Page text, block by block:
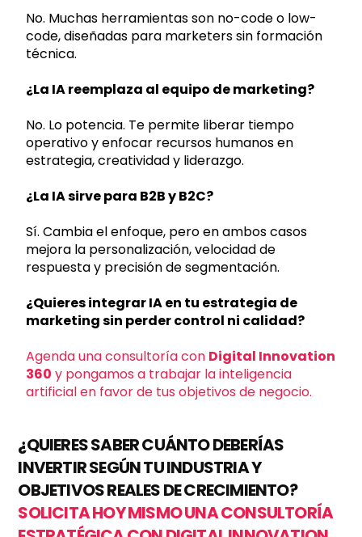
No. Muchas herramientas son no-code o low-
code, diseñadas para marketers sin formación
técnica.
¿La IA reemplaza al equipo de marketing?
No. Lo potencia. Te permite liberar tiempo
operativo y enfocar recursos humanos en
estrategia, creatividad y liderazgo.
¿La IA sirve para B2B y B2C?
Sí. Cambia el enfoque, pero en ambos casos
mejora la personalización, velocidad de
respuesta y precisión de segmentación.
¿Quieres integrar IA en tu estrategia de
marketing sin perder control ni calidad?
Agenda una consultoría con Digital Innovation
360 y pongamos a trabajar la inteligencia
artificial en favor de tus objetivos de negocio.
¿QUIERES SABER CUÁNTO DEBERÍAS
INVERTIR SEGÚN TU INDUSTRIA Y
OBJETIVOS REALES DE CRECIMIENTO?
SOLICITA HOY MISMO UNA CONSULTORÍA